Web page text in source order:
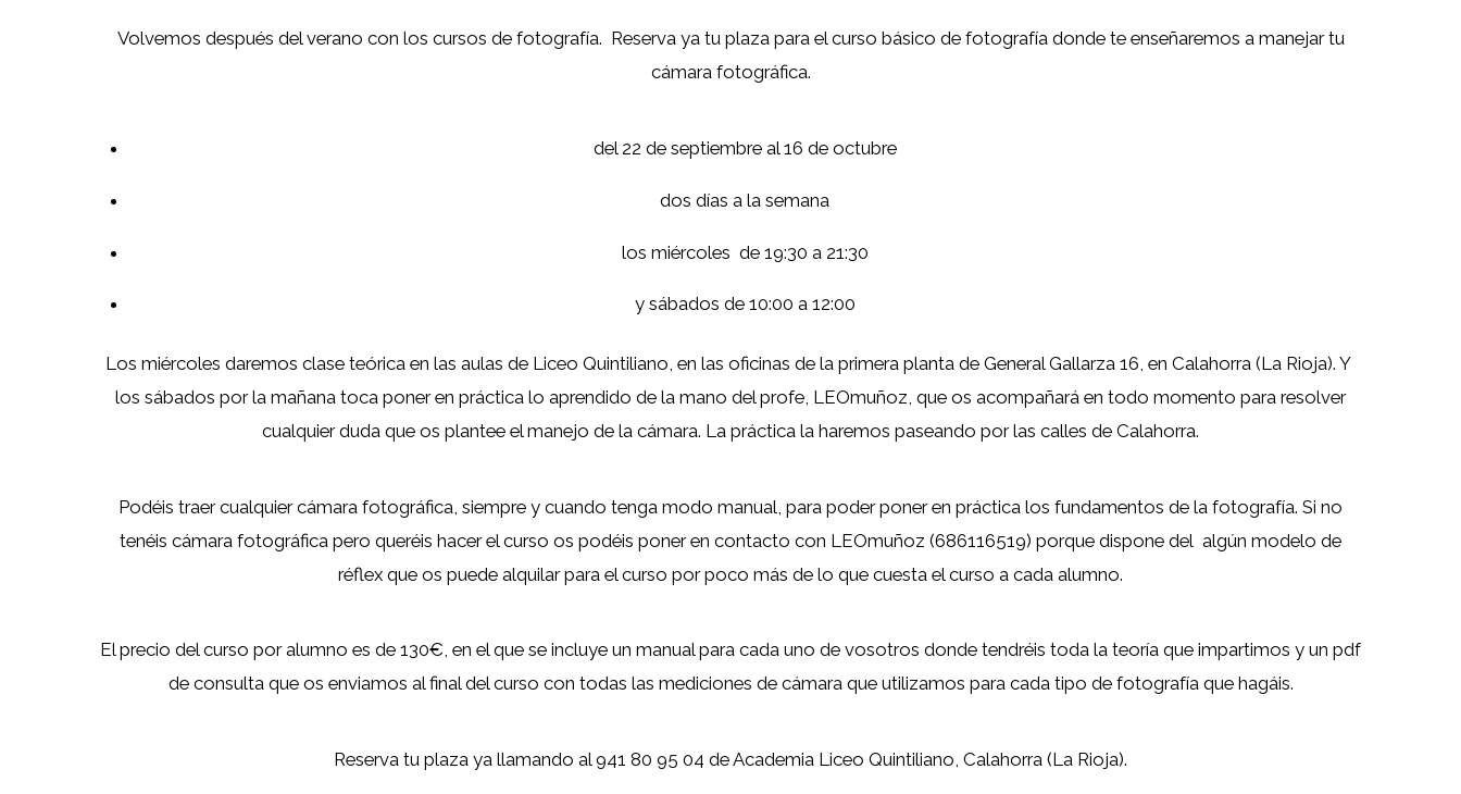
Volvemos después del verano con los cursos de fotografía. Reserva ya tu plaza para el curso básico de fotografía donde te enseñaremos a manejar tu
cámara fotográfica.
del 22 de septiembre al 16 de octubre
dos días a la semana
los miércoles de 19:30 a 21:30
y sábados de 10:00 a 12:00
Los miércoles daremos clase teórica en las aulas de Liceo Quintiliano, en las oficinas de la primera planta de General Gallarza 16, en Calahorra (La Rioja). Y
los sábados por la mañana toca poner en práctica lo aprendido de la mano del profe, LEOmuñoz, que os acompañará en todo momento para resolver
cualquier duda que os plantee el manejo de la cámara. La práctica la haremos paseando por las calles de Calahorra.
Podéis traer cualquier cámara fotográfica, siempre y cuando tenga modo manual, para poder poner en práctica los fundamentos de la fotografía. Si no
tenéis cámara fotográfica pero queréis hacer el curso os podéis poner en contacto con LEOmuñoz (686116519) porque dispone del algún modelo de
réflex que os puede alquilar para el curso por poco más de lo que cuesta el curso a cada alumno.
El precio del curso por alumno es de 130€, en el que se incluye un manual para cada uno de vosotros donde tendréis toda la teoría que impartimos y un pdf
de consulta que os enviamos al final del curso con todas las mediciones de cámara que utilizamos para cada tipo de fotografía que hagáis.
Reserva tu plaza ya llamando al 941 80 95 04 de Academia Liceo Quintiliano, Calahorra (La Rioja).